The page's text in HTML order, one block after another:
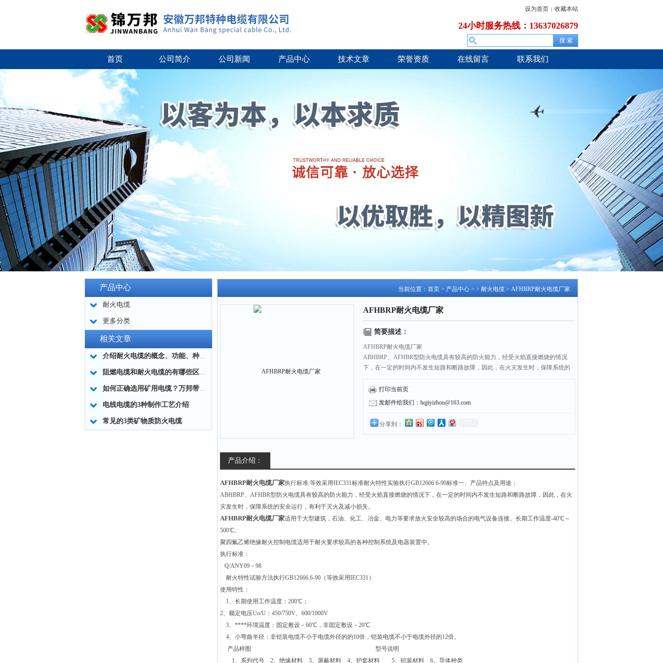
设为首页 | 收藏本站
24小时服务热线：13637026879
首页 公司简介 公司新闻 产品中心 技术文章 荣誉资质 在线留言 联系我们
产品中心
耐火电缆
更多分类
相关文章
介绍耐火电缆的概念、功能、种类和应用
阻燃电缆和耐火电缆的有哪些区别？
如何正确选用矿用电缆？万邦带您了解！
电线电缆的3种制作工艺介绍
常见的3类矿物质防火电缆
当前位置： 首页 > 产品中心 > > 耐火电缆 > AFHBRP耐火电缆厂家
AFHBRP耐火电缆厂家
简要描述：
AFHBRP耐火电缆厂家
ABHBRP、AFHBR型防火电缆具有较高的防火能力，经受火焰直接燃烧的情况
下，在一定的时间内不发生短路和断路故障，因此，在火灾发生时，保障系统的
安全运行，有利于灭火及减小损失。
打印当前页
发邮件给我们：hqjiyizhou@163.com
分享到：
产品介绍：
AFHBRP耐火电缆厂家执行标准:等效采用IEC331标准耐火特性实验执行GB12666.6-90标准一、产品特点及用途：
ABHBRP、AFHBR型防火电缆具有较高的防火能力，经受火焰直接燃烧的情况下，在一定的时间内不发生短路和断路故障，因此，在火
灾发生时，保障系统的安全运行，有利于灭火及减小损失。
AFHBRP耐火电缆厂家适用于大型建筑，石油、化工、冶金、电力等要求放火安全较高的场合的电气设备连接。长期工作温度-40℃～
500℃。
聚四氟乙烯绝缘耐火控制电缆适用于耐火要求较高的各种控制系统及电器装置中。
执行标准：
Q/ANY09－98
耐火特性试验方法执行GB12666.6-90（等效采用IEC331）
使用特性：
1、长期使用工作温度：200℃；
2、额定电压Uo/U：450/750V、600/1000V
3、****环境温度：固定敷设－60℃，非固定敷设－20℃
4、小弯曲半径：非铠装电缆不小于电缆外径的的10倍，铠装电缆不小于电缆外径的12倍。
产品样图 型号说明
1、系列代号 2、绝缘材料 3、屏蔽材料 4、护套材料 5、铠装材料 6、导体种类